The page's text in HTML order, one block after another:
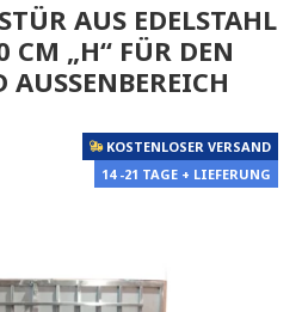
AUS EDELSTAHL
CM „H“ FÜR DEN
KOSTENLOSER VERSAND
14 -21 TAGE + LIEFERUNG